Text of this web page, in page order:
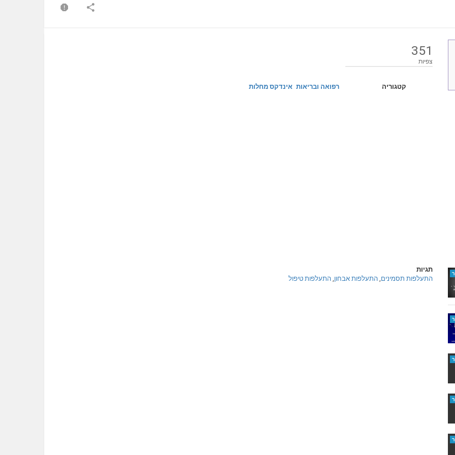
351
צפיות
קטגוריה רפואה ובריאות אינדקס מחלות
תגיות
התעלפות תסמינים, התעלפות אבחון, התעלפות טיפול